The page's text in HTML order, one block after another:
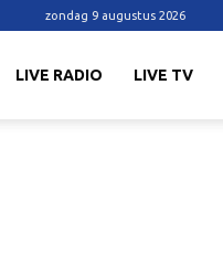
zondag 9 augustus 2026
LIVE RADIO LIVE TV